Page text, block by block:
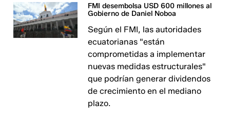
FMI desembolsa USD 600 millones al
Gobierno de Daniel Noboa
Según el FMI, las autoridades
ecuatorianas "están
comprometidas a implementar
nuevas medidas estructurales"
que podrían generar dividendos
de crecimiento en el mediano
plazo.